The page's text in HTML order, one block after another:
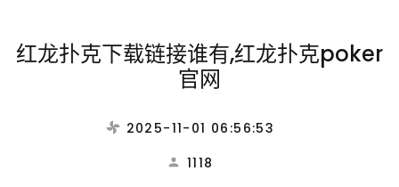
红龙扑克下载链接谁有,红龙扑克poker
官网
2025-11-01 06:56:53
1118